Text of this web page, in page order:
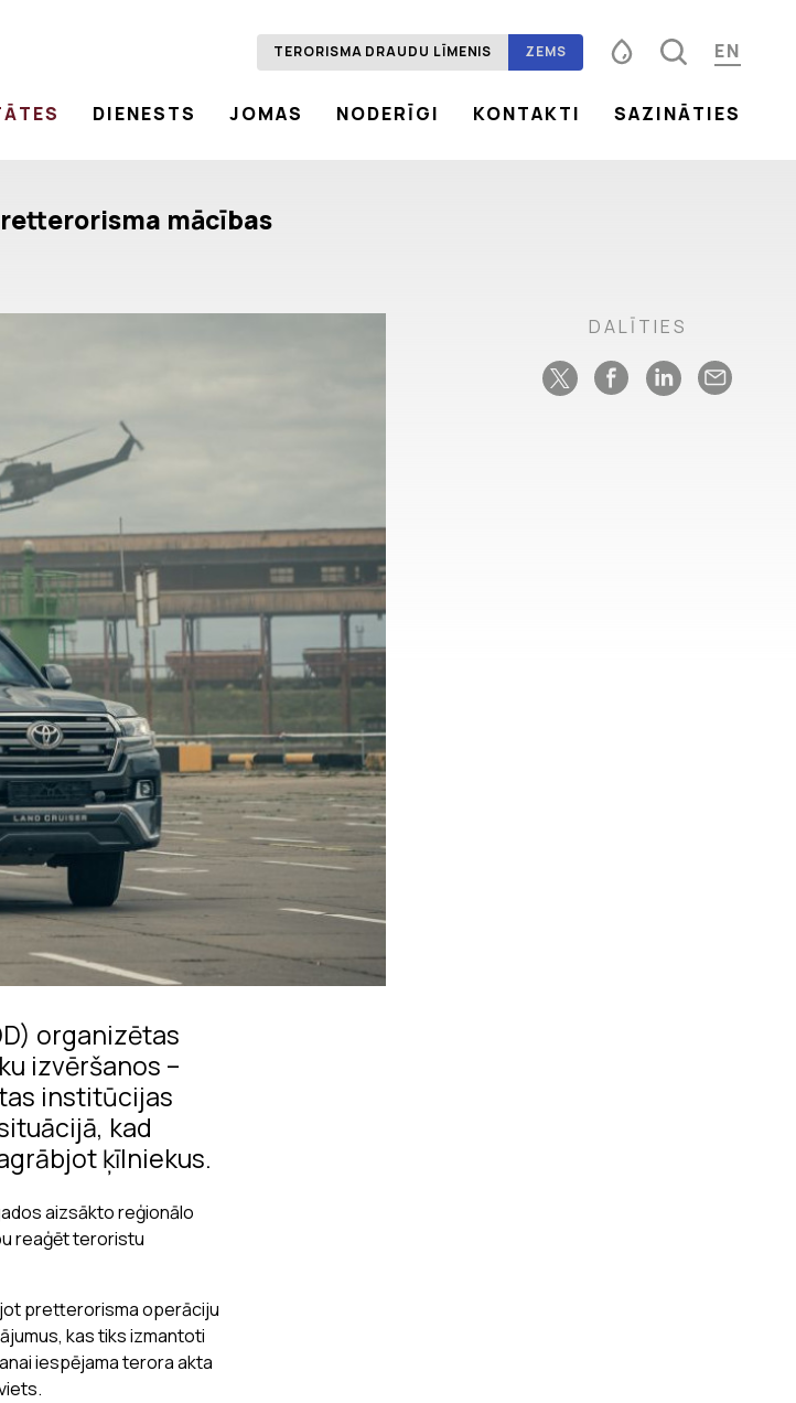
TERORISMA DRAUDU LĪMENIS ZEMS
Fonta izmērs
EN
DIENESTS JOMAS NODERĪGI KONTAKTI SAZINĀTIES
mācības
organizētas
izvēršanos –
institūcijas
kad
ķīlniekus.
aizsākto reģionālo
reaģēt teroristu
pretterorisma operāciju
kas tiks izmantoti
iespējama terora akta
DALĪTIES